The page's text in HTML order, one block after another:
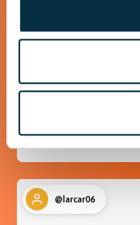
timjan
Gott och inte så
@larcar06